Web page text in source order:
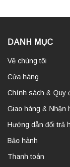
DANH MỤC
Về chúng tôi
Cửa hàng
Chính sách & Quy
Giao hàng & Nhận
Hướng dẫn đổi trả
Bảo hành
Thanh toán